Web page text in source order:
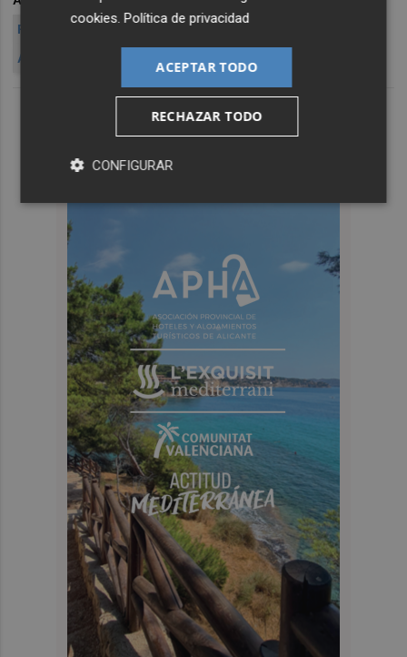
PUERTO DE VALENC IA
AEROPUERTO DE VALENCIA
AZNAR
cookies.Política de privacidad
ACEPTAR TODO
RECHAZAR TODO
CONFIGURAR